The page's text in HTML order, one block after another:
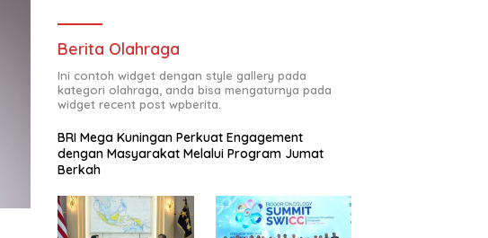
Berita Olahraga
Ini contoh widget dengan style gallery pada
kategori olahraga, anda bisa mengaturnya pada
widget recent post wpberita.
BRI Mega Kuningan Perkuat Engagement
dengan Masyarakat Melalui Program Jumat
Berkah